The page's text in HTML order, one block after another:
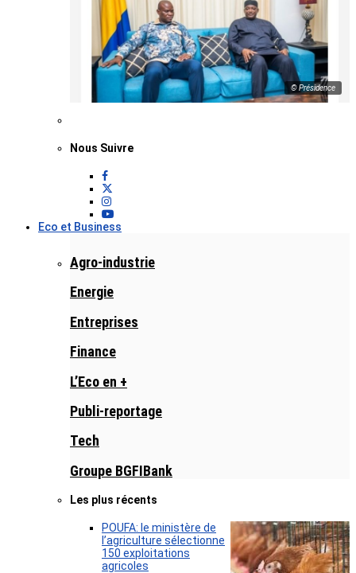
© Présidence
Nous Suivre
Eco et Business
Agro-industrie
Energie
Entreprises
Finance
L’Eco en +
Publi-reportage
Tech
Groupe BGFIBank
Les plus récents
POUFA: le ministère de
l’agriculture sélectionne
150 exploitations
agricoles